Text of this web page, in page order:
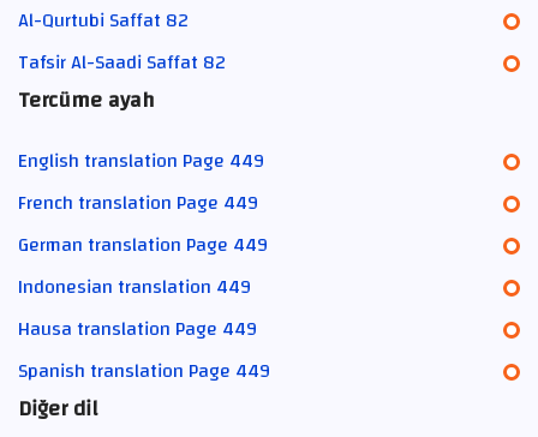
Al-Qurtubi Saffat 82
Tafsir Al-Saadi Saffat 82
Tercüme ayah
English translation Page 449
French translation Page 449
German translation Page 449
Indonesian translation 449
Hausa translation Page 449
Spanish translation Page 449
Diğer dil